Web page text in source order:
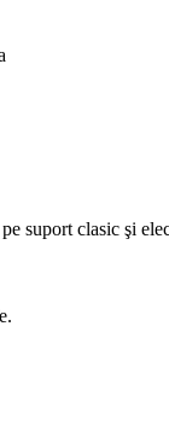
suport clasic şi